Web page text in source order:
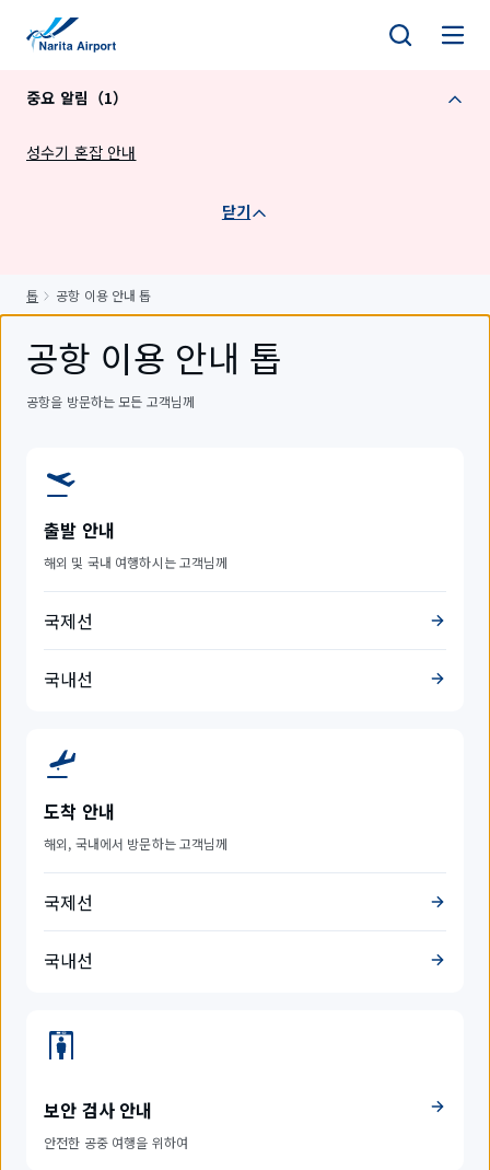
중요 알림（1）
성수기 혼잡 안내
닫기
톱 공항 이용 안내 톱
공항 이용 안내 톱
공항을 방문하는 모든 고객님께
출발 안내
해외 및 국내 여행하시는 고객님께
국제선
국내선
도착 안내
해외, 국내에서 방문하는 고객님께
국제선
국내선
보안 검사 안내
안전한 공중 여행을 위하여